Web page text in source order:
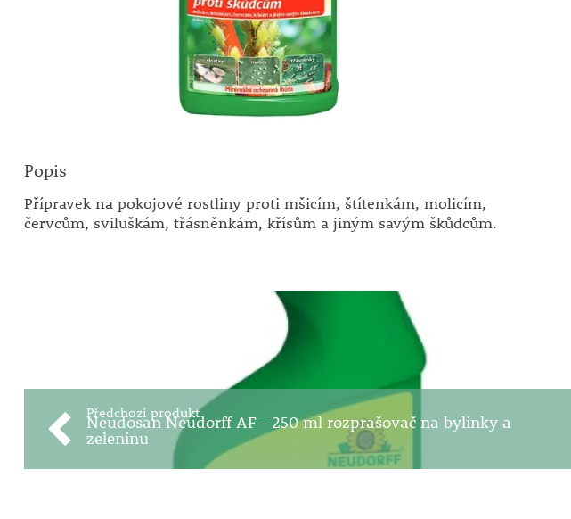
Popis
Přípravek na pokojové rostliny proti mšicím, štítenkám, molicím,
červcům, sviluškám, třásněnkám, křísům a jiným savým škůdcům.
Předchozí produkt
Neudosan Neudorff AF - 250 ml rozprašovač na bylinky a
zeleninu